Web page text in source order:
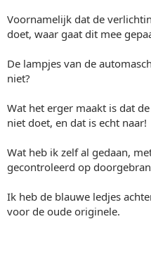
Voornamelijk dat de
doet, waar gaat dit mee
De lampjes van de
niet?
Wat het erger maakt is dat
niet doet, en dat is echt naar!
Wat heb ik zelf al gedaan,
gecontroleerd op
Ik heb de blauwe ledjes
voor de oude originele.